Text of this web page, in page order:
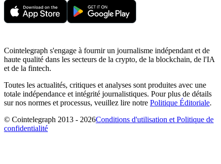
Cointelegraph s'engage à fournir un journalisme indépendant et de
haute qualité dans les secteurs de la crypto, de la blockchain, de l'IA
et de la fintech.
Toutes les actualités, critiques et analyses sont produites avec une
totale indépendance et intégrité journalistiques. Pour plus de détails
sur nos normes et processus, veuillez lire notre Politique Éditoriale.
© Cointelegraph 2013 - 2026Conditions d'utilisation et Politique de
confidentialité